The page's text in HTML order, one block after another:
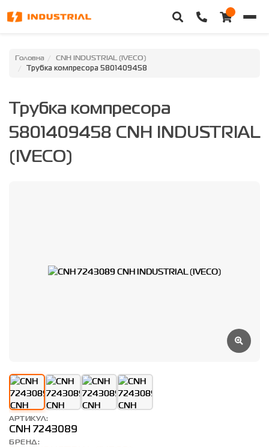
Головна
Категорії
Головна CNH INDUSTRIAL (IVECO)
Трубка компресора 5801409458
Трубка компресора
5801409458 CNH INDUSTRIAL
(IVECO)
АРТИКУЛ:
CNH 7243089
БРЕНД: